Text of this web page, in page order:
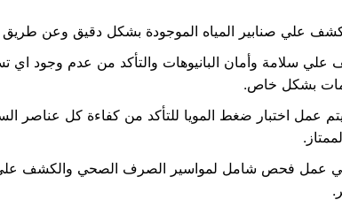
علي صنابير المياه الموجودة بشكل دقيق وعن
علي سلامة وأمان البانيوهات والتأكد من عدم وجود اي
بشكل خاص.
عمل اختبار ضغط المويا للتأكد من كفاءة كل عناصر
عمل فحص شامل لمواسير الصرف الصحي والكشف